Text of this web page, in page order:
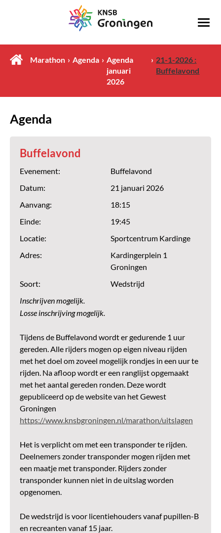
Marathon Agenda
Agenda
januari
2026
21-1-2026 :
Buffelavond
Agenda
Buffelavond
Evenement:
Buffelavond
Datum:
21 januari 2026
Aanvang:
18:15
Einde:
19:45
Locatie:
Sportcentrum Kardinge
Adres:
Kardingerplein 1
Groningen
Soort:
Wedstrijd
Inschrijven mogelijk.
Losse inschrijving mogelijk.
Tijdens de Buffelavond wordt er gedurende 1 uur
gereden. Alle rijders mogen op eigen niveau rijden
met het doel om zoveel mogelijk rondjes in een uur te
rijden. Na afloop wordt er een ranglijst opgemaakt
met het aantal gereden ronden. Deze wordt
gepubliceerd op de website van het Gewest
Groningen
https://www.knsbgroningen.nl/marathon/uitslagen
Het is verplicht om met een transponder te rijden.
Deelnemers zonder transponder mogen rijden met
een maatje met transponder. Rijders zonder
transponder kunnen niet in de uitslag worden
opgenomen.
De wedstrijd is voor licentiehouders vanaf pupillen-B
en recreanten vanaf 15 jaar.